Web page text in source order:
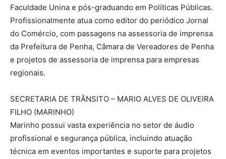
Faculdade Unina e pós-graduando em Políticas Públicas.
Profissionalmente atua como editor do periódico Jornal
do Comércio, com passagens na assessoria de imprensa
da Prefeitura de Penha, Câmara de Vereadores de Penha
e projetos de assessoria de imprensa para empresas
regionais.
SECRETARIA DE TRÂNSITO – MARIO ALVES DE OLIVEIRA
FILHO (MARINHO)
Marinho possui vasta experiência no setor de áudio
profissional e segurança pública, incluindo atuação
técnica em eventos importantes e suporte para projetos